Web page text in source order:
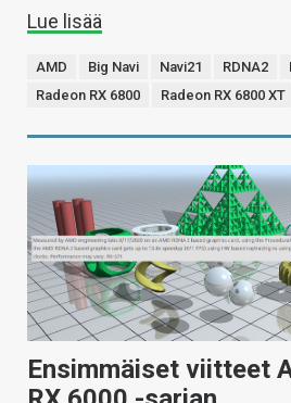
Lue lisää
AMD Big Navi Navi21 RDNA2
Radeon RX 6800
Radeon RX 6800 XT
Ensimmäiset viitteet